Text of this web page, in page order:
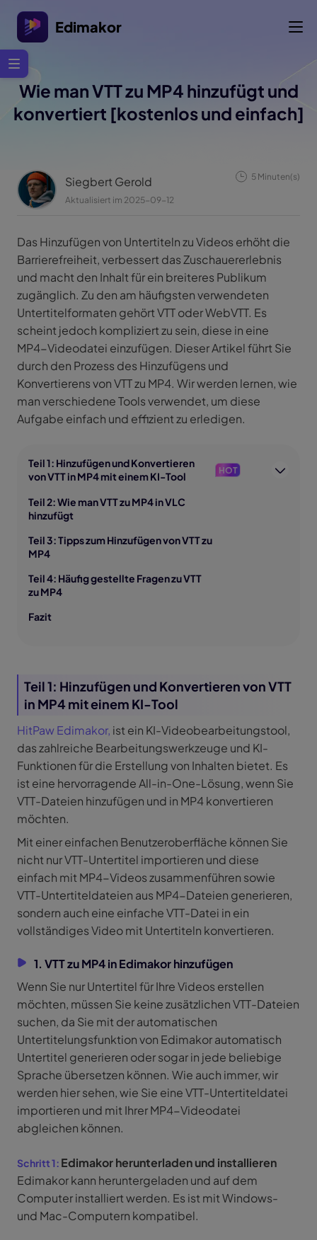
Edimakor
Wie man VTT zu MP4 hinzufügt und
konvertiert [kostenlos und einfach]
Siegbert Gerold
Aktualisiert im 2025-09-12
5 Minuten(s)
Das Hinzufügen von Untertiteln zu Videos erhöht die
Barrierefreiheit, verbessert das Zuschauererlebnis
und macht den Inhalt für ein breiteres Publikum
zugänglich. Zu den am häufigsten verwendeten
Untertitelformaten gehört VTT oder WebVTT. Es
scheint jedoch kompliziert zu sein, diese in eine
MP4-Videodatei einzufügen. Dieser Artikel führt Sie
durch den Prozess des Hinzufügens und
Konvertierens von VTT zu MP4. Wir werden lernen, wie
man verschiedene Tools verwendet, um diese
Aufgabe einfach und effizient zu erledigen.
Teil 1: Hinzufügen und Konvertieren
von VTT in MP4 mit einem KI-Tool
HOT
Teil 2: Wie man VTT zu MP4 in VLC
hinzufügt
Teil 3: Tipps zum Hinzufügen von VTT zu
MP4
Teil 4: Häufig gestellte Fragen zu VTT
zu MP4
Fazit
Teil 1: Hinzufügen und Konvertieren von VTT
in MP4 mit einem KI-Tool
HitPaw Edimakor, ist ein KI-Videobearbeitungstool,
das zahlreiche Bearbeitungswerkzeuge und KI-
Funktionen für die Erstellung von Inhalten bietet. Es
ist eine hervorragende All-in-One-Lösung, wenn Sie
VTT-Dateien hinzufügen und in MP4 konvertieren
möchten.
Mit einer einfachen Benutzeroberfläche können Sie
nicht nur VTT-Untertitel importieren und diese
einfach mit MP4-Videos zusammenführen sowie
VTT-Untertiteldateien aus MP4-Dateien generieren,
sondern auch eine einfache VTT-Datei in ein
vollständiges Video mit Untertiteln konvertieren.
1. VTT zu MP4 in Edimakor hinzufügen
Wenn Sie nur Untertitel für Ihre Videos erstellen
möchten, müssen Sie keine zusätzlichen VTT-Dateien
suchen, da Sie mit der automatischen
Untertitelungsfunktion von Edimakor automatisch
Untertitel generieren oder sogar in jede beliebige
Sprache übersetzen können. Wie auch immer, wir
werden hier sehen, wie Sie eine VTT-Untertiteldatei
importieren und mit Ihrer MP4-Videodatei
abgleichen können.
Edimakor herunterladen und installieren
Edimakor kann heruntergeladen und auf dem
Computer installiert werden. Es ist mit Windows-
und Mac-Computern kompatibel.